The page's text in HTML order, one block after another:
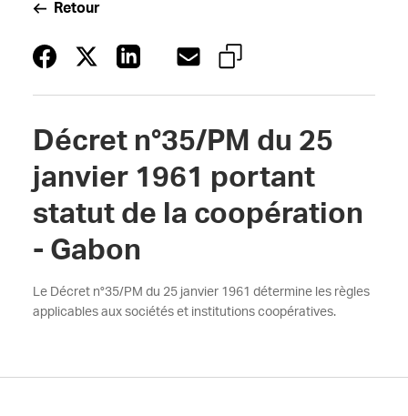
Retour
Décret n°35/PM du 25
janvier 1961 portant
statut de la coopération
- Gabon
Le Décret n°35/PM du 25 janvier 1961 détermine les règles
applicables aux sociétés et institutions coopératives.